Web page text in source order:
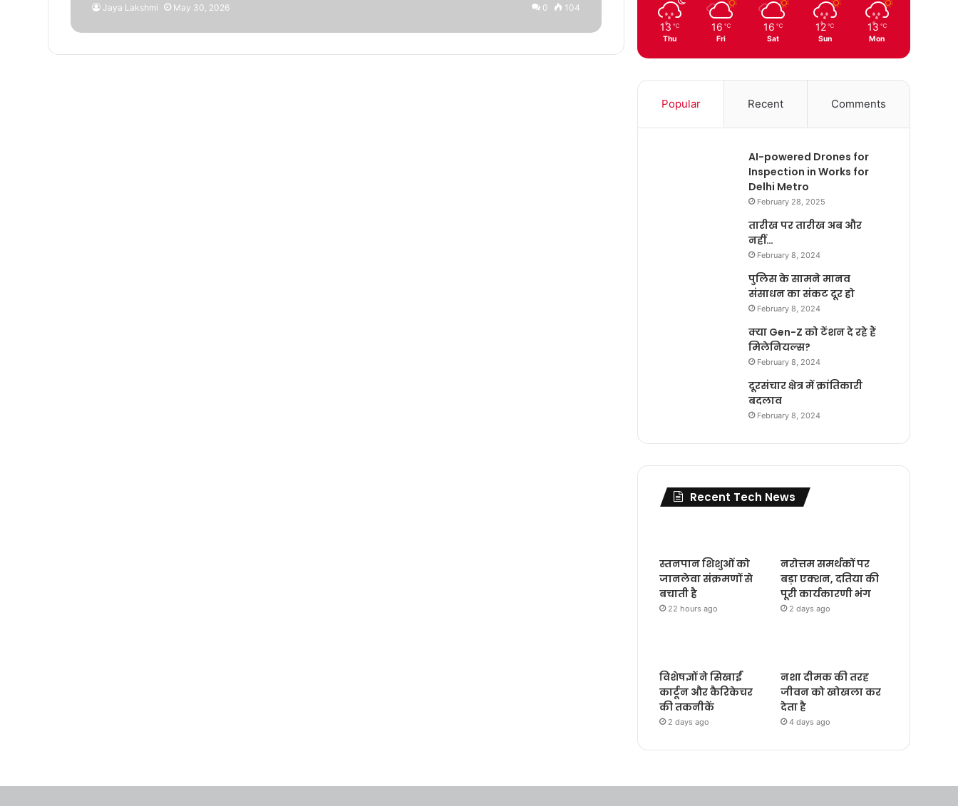
Jaya Lakshmi May 30, 2026 0 104
13 ℃
Thu
16 ℃
Fri
16 ℃
Sat
12 ℃
Sun
13 ℃
Mon
Popular Recent Comments
AI-powered Drones for
Inspection in Works for
Delhi Metro
February 28, 2025
तारीख पर तारीख अब और
नहीं…
February 8, 2024
पुलिस के सामने मानव
संसाधन का संकट दूर हो
February 8, 2024
क्या Gen-Z को टेंशन दे रहे हैं
मिलेनियल्स?
February 8, 2024
दूरसंचार क्षेत्र में क्रांतिकारी
बदलाव
February 8, 2024
Recent Tech News
स्तनपान शिशुओं को
जानलेवा संक्रमणों से
बचाती है
22 hours ago
नरोत्तम समर्थकों पर
बड़ा एक्शन, दतिया की
पूरी कार्यकारणी भंग
2 days ago
विशेषज्ञों ने सिखाईं
कार्टून और कैरिकेचर
की तकनीकें
2 days ago
नशा दीमक की तरह
जीवन को खोखला कर
देता है
4 days ago